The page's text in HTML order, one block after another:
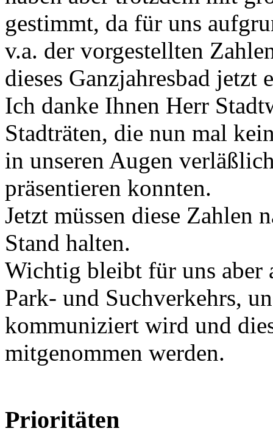
gestimmt, da für uns
v.a. der vorgestellten
dieses Ganzjahresbad
Ich danke Ihnen Herr
Stadträten, die nun mal
in unseren Augen
präsentieren konnten.
Jetzt müssen diese Zahlen
Stand halten.
Wichtig bleibt für uns aber
Park- und Suchverkehrs,
kommuniziert wird und
mitgenommen werden.
Prioritäten